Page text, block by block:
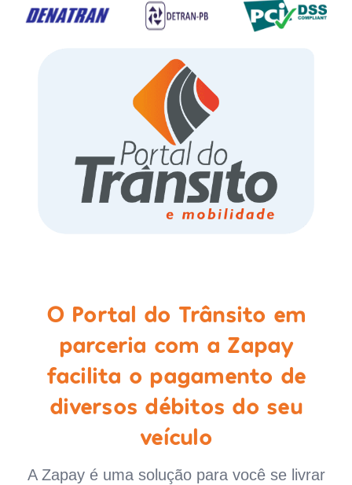
O Portal do Trânsito em
parceria com a Zapay
facilita o pagamento de
diversos débitos do seu
veículo
A Zapay é uma solução para você se livrar